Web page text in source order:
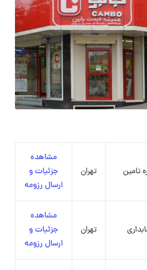
تامین تهران
مشاهده
جزئیات و
ارسال رزومه
تهران
مشاهده
جزئیات و
ارسال رزومه